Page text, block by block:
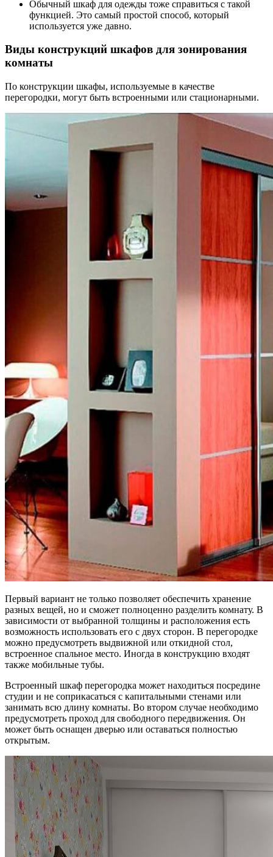
Обычный шкаф для одежды тоже справиться с такой
функцией. Это самый простой способ, который
используется уже давно.
Виды конструкций шкафов для зонирования
комнаты
По конструкции шкафы, используемые в качестве
перегородки, могут быть встроенными или стационарными.
Первый вариант не только позволяет обеспечить хранение
разных вещей, но и сможет полноценно разделить комнату. В
зависимости от выбранной толщины и расположения есть
возможность использовать его с двух сторон. В перегородке
можно предусмотреть выдвижной или откидной стол,
встроенное спальное место. Иногда в конструкцию входят
также мобильные тубы.
Встроенный шкаф перегородка может находиться посредине
студии и не соприкасаться с капитальными стенами или
занимать всю длину комнаты. Во втором случае необходимо
предусмотреть проход для свободного передвижения. Он
может быть оснащен дверью или оставаться полностью
открытым.